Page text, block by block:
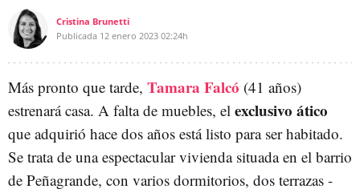
Cristina Brunetti
Publicada 12 enero 2023 02:24h
Más pronto que tarde, Tamara Falcó (41 años)
estrenará casa. A falta de muebles, el exclusivo ático
que adquirió hace dos años está listo para ser habitado.
Se trata de una espectacular vivienda situada en el barrio
de Peñagrande, con varios dormitorios, dos terrazas -